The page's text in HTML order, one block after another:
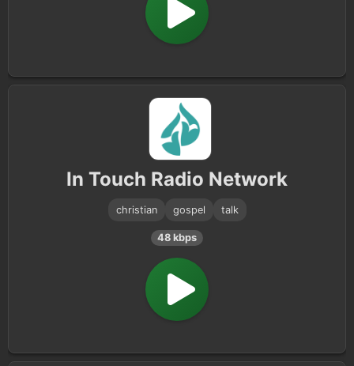
In Touch Radio Network
christian gospel talk
48 kbps